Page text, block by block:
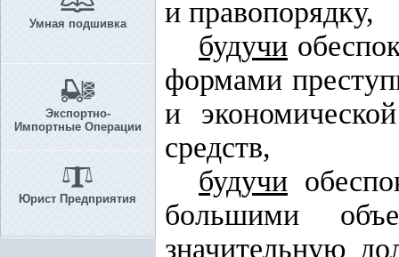
Умная подшивка
Экспортно-
Импортные Операции
Юрист Предприятия
и правопорядку,
будучи
формами
и
средств,
будучи
большими
значительную